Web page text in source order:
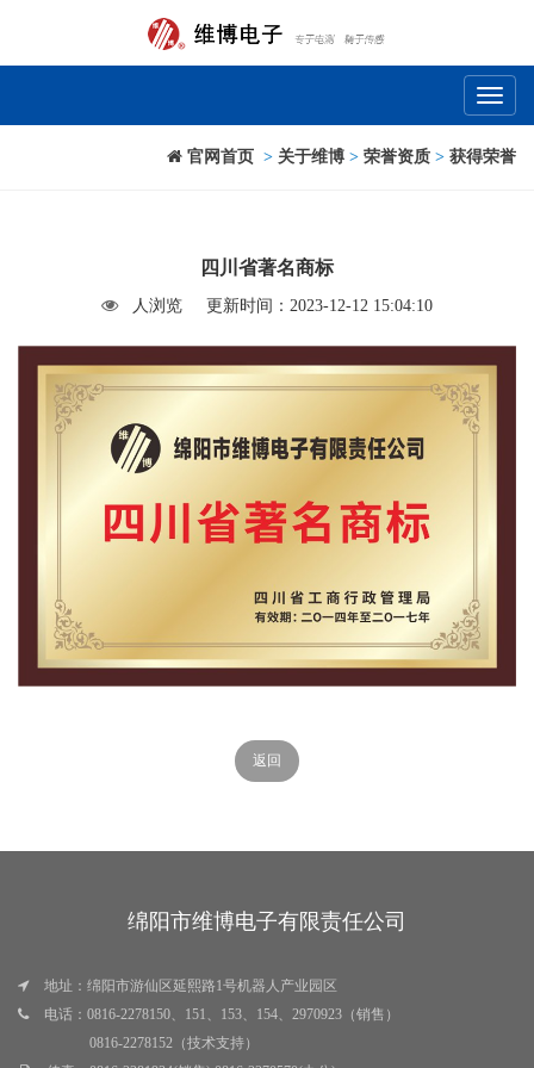
Toggle
官网首页 > 关于维博 > 荣誉资质 > 获得荣誉
四川省著名商标
人浏览 更新时间：2023-12-12 15:04:10
返回
绵阳市维博电子有限责任公司
地址：绵阳市游仙区延熙路1号机器人产业园区
电话：0816-2278150、151、153、154、2970923（销售）
0816-2278152（技术支持）